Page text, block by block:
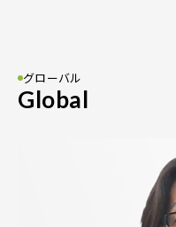
グローバル
Global